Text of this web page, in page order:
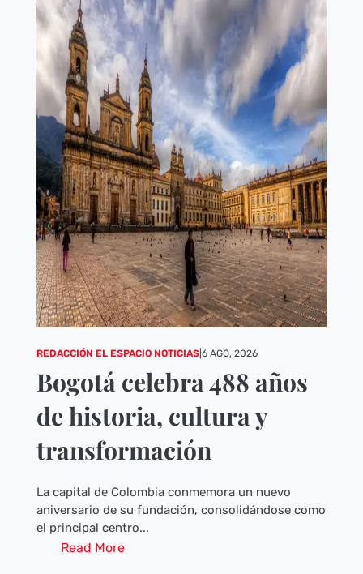
REDACCIÓN EL ESPACIO NOTICIAS| 6 AGO, 2026
Bogotá celebra 488 años
de historia, cultura y
transformación
La capital de Colombia conmemora un nuevo
aniversario de su fundación, consolidándose como
el principal centro...
Read More